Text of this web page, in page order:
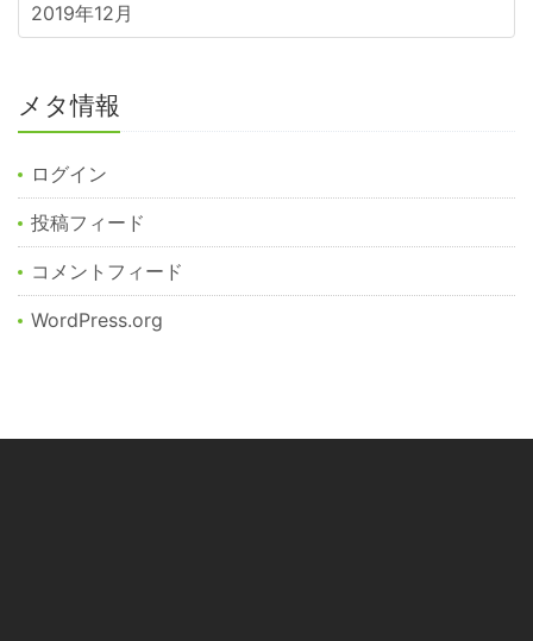
2019年12月
メタ情報
ログイン
投稿フィード
コメントフィード
WordPress.org